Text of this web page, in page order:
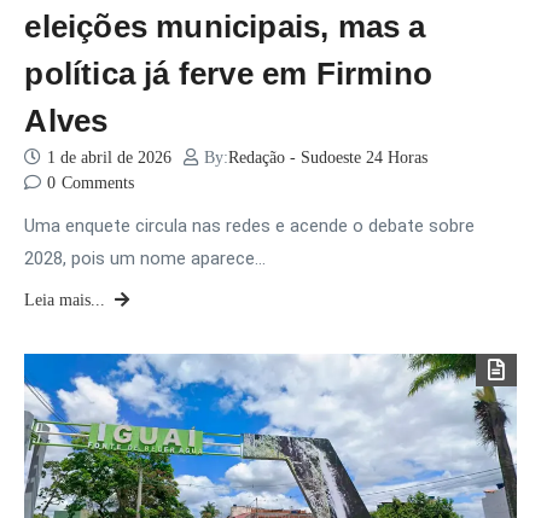
eleições municipais, mas a
política já ferve em Firmino
Alves
1 de abril de 2026 By:Redação - Sudoeste 24 Horas
0 Comments
Uma enquete circula nas redes e acende o debate sobre
2028, pois um nome aparece…
Leia mais...